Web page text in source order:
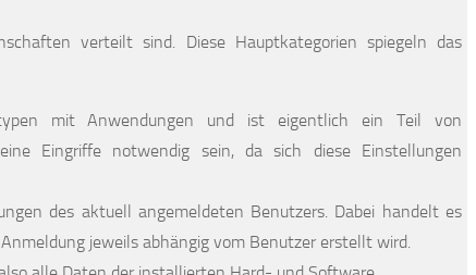
verteilt sind. Diese Hauptkategorien spiegeln das
mit Anwendungen und ist eigentlich ein Teil von
Eingriffe notwendig sein, da sich diese Einstellungen
des aktuell angemeldeten Benutzers. Dabei handelt es
jeweils abhängig vom Benutzer erstellt wird.